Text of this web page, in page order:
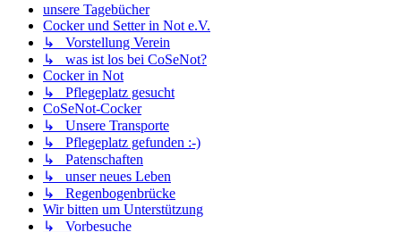
unsere Tagebücher
Cocker und Setter in Not e.V.
↳ Vorstellung Verein
↳ was ist los bei CoSeNot?
Cocker in Not
↳ Pflegeplatz gesucht
CoSeNot-Cocker
↳ Unsere Transporte
↳ Pflegeplatz gefunden :-)
↳ Patenschaften
↳ unser neues Leben
↳ Regenbogenbrücke
Wir bitten um Unterstützung
↳ Vorbesuche